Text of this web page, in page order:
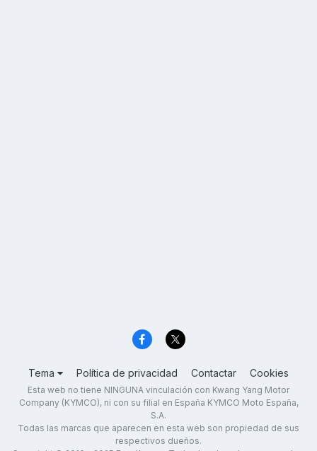
Tema Política de privacidad Contactar Cookies
Esta web no tiene NINGUNA vinculación con Kwang Yang Motor
Company (KYMCO), ni con su filial en España KYMCO Moto España,
S.A.
Todas las marcas que aparecen en esta web son propiedad de sus
respectivos dueños.